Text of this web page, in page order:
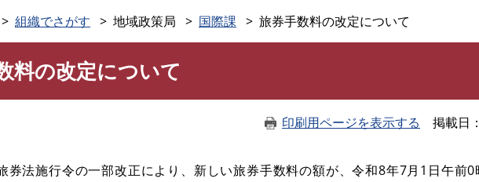
組織でさがす 地域政策局 国際課 旅券手数料の改定について
料の改定について
印刷用ページを表示する 掲載日
券法施行令の一部改正により、新しい旅券手数料の額が、令和8年7月1日午前0